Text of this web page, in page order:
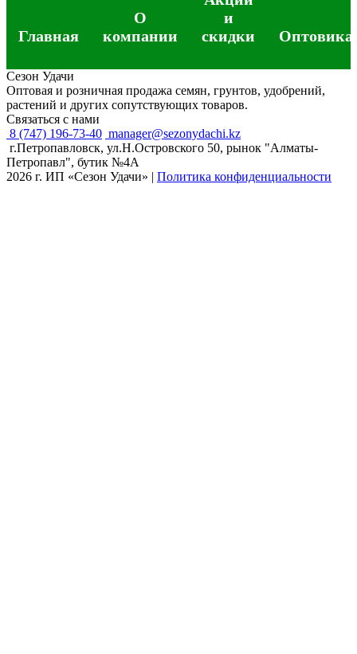
Главная
О
компании
и
скидки
Сезон Удачи
Оптовая и розничная продажа семян, грунтов, удобрений,
растений и других сопутствующих товаров.
Связаться с нами
8 (747) 196-73-40 manager@sezonydachi.kz
г.Петропавловск, ул.Н.Островского 50, рынок "Алматы-
Петропавл", бутик №4A
2026 г. ИП «Сезон Удачи» | Политика конфиденциальности